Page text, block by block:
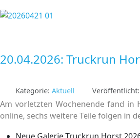
20.04.2026: Truckrun
Kategorie: Aktuell
Am vorletzten Wochenende fand in
online, sechs weitere Teile folgen in
Neue Galerie Truckrun Horst